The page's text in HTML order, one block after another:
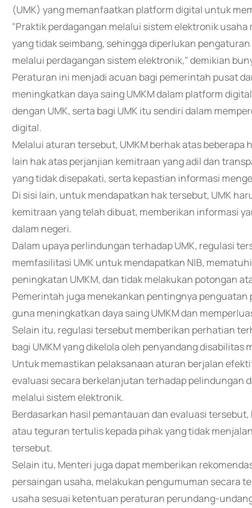
(UMK) yang memanfaatkan platform digital untuk
"Praktik perdagangan melalui sistem elektronik
yang tidak seimbang, sehingga diperlukan
melalui perdagangan sistem elektronik," demikian
Peraturan ini menjadi acuan bagi pemerintah pusat
meningkatkan daya saing UMKM dalam platform
dengan UMK, serta bagi UMK itu sendiri dalam
digital.
Melalui aturan tersebut, UMKM berhak atas
lain hak atas perjanjian kemitraan yang adil dan
yang tidak disepakati, serta kepastian informasi
Di sisi lain, untuk mendapatkan hak tersebut, UMK
kemitraan yang telah dibuat, memberikan informasi
dalam negeri.
Dalam upaya perlindungan terhadap UMK, regulasi
memfasilitasi UMK untuk mendapatkan NIB,
peningkatan UMKM, dan tidak melakukan potongan
Pemerintah juga menekankan pentingnya
guna meningkatkan daya saing UMKM dan
Selain itu, regulasi tersebut memberikan perhatian
bagi UMKM yang dikelola oleh penyandang
Untuk memastikan pelaksanaan aturan berjalan
evaluasi secara berkelanjutan terhadap pelindungan
melalui sistem elektronik.
Berdasarkan hasil pemantauan dan evaluasi
atau teguran tertulis kepada pihak yang tidak
tersebut.
Selain itu, Menteri juga dapat memberikan
persaingan usaha, melakukan pengumuman secara
usaha sesuai ketentuan peraturan perundang-